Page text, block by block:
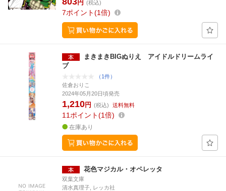
円 (税込)
7ポイント 1倍
まきまきBIGぬりえ アイドルドリームライ
ブ
（1件）
佐倉おりこ
2024年05月20日頃発売
1,210円 (税込) 送料無料
11 ポイント 1倍
在庫あり
花色マジカル・オペレッタ
双葉文庫
清水真理子, レッカ社